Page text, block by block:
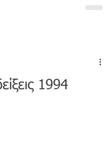
1994